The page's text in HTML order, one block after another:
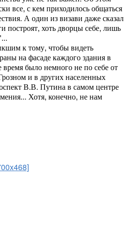
все, с кем приходилось общаться
А один из визави даже сказал
построят, хоть дворцы себе, лишь
к тому, чтобы видеть
на фасаде каждого здания в
было немного не по себе от
и в других населенных
В.В. Путина в самом центре
Хотя, конечно, не нам